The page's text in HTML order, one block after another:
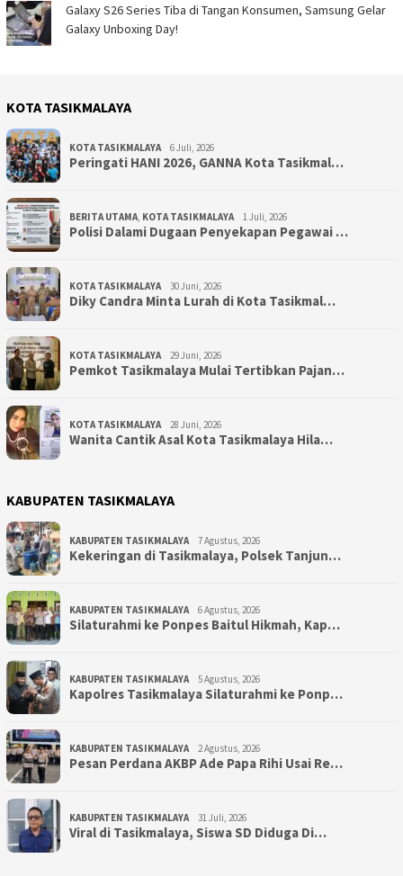
Galaxy S26 Series Tiba di Tangan Konsumen, Samsung Gelar
Galaxy Unboxing Day!
KOTA TASIKMALAYA
KOTA TASIKMALAYA 6 Juli, 2026
Peringati HANI 2026, GANNA Kota Tasikmal…
BERITA UTAMA KOTA TASIKMALAYA 1 Juli, 2026
Polisi Dalami Dugaan Penyekapan Pegawai …
KOTA TASIKMALAYA 30 Juni, 2026
Diky Candra Minta Lurah di Kota Tasikmal…
KOTA TASIKMALAYA 29 Juni, 2026
Pemkot Tasikmalaya Mulai Tertibkan Pajan…
KOTA TASIKMALAYA 28 Juni, 2026
Wanita Cantik Asal Kota Tasikmalaya Hila…
KABUPATEN TASIKMALAYA
KABUPATEN TASIKMALAYA 7 Agustus, 2026
Kekeringan di Tasikmalaya, Polsek Tanjun…
KABUPATEN TASIKMALAYA 6 Agustus, 2026
Silaturahmi ke Ponpes Baitul Hikmah, Kap…
KABUPATEN TASIKMALAYA 5 Agustus, 2026
Kapolres Tasikmalaya Silaturahmi ke Ponp…
KABUPATEN TASIKMALAYA 2 Agustus, 2026
Pesan Perdana AKBP Ade Papa Rihi Usai Re…
KABUPATEN TASIKMALAYA 31 Juli, 2026
Viral di Tasikmalaya, Siswa SD Diduga Di…